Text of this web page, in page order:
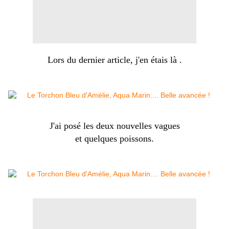
Lors du dernier article, j'en étais là .
J'ai posé les deux nouvelles vagues
et quelques poissons.